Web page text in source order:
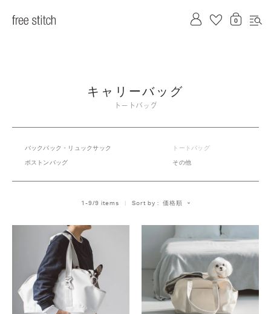
キャリーバッグ
トートバッグ
バックパック・リュックサック トートバッグ
ボストンバッグ その他
1 -9/9 items Sort by 価格順